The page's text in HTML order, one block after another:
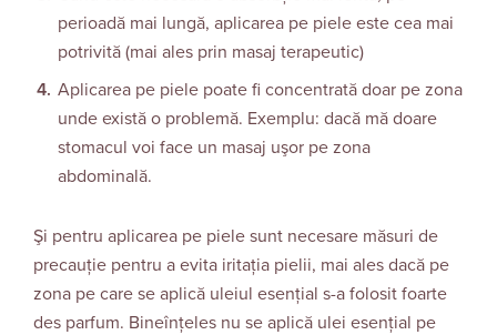
perioadă mai lungă, aplicarea pe piele este cea mai
potrivită (mai ales prin masaj terapeutic)
Aplicarea pe piele poate fi concentrată doar pe zona
unde există o problemă. Exemplu: dacă mă doare
stomacul voi face un masaj uşor pe zona
abdominală.
Şi pentru aplicarea pe piele sunt necesare măsuri de
precauţie pentru a evita iritația pielii, mai ales dacă pe
zona pe care se aplică uleiul esenţial s-a folosit foarte
des parfum. Bineînţeles nu se aplică ulei esenţial pe